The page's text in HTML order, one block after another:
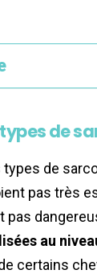
de
de
pas très
pas
au
certains